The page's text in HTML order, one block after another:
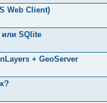
Web Client)
SQlite
+ GeoServer